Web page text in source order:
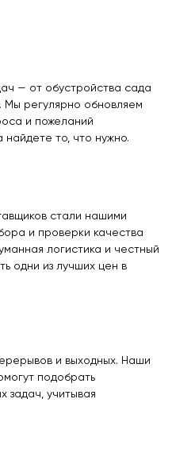
— от обустройства сада
Мы регулярно обновляем
и пожеланий
найдете то, что нужно.
стали нашими
и проверки качества
логистика и честный
одни из лучших цен в
и выходных. Наши
подобрать
задач, учитывая